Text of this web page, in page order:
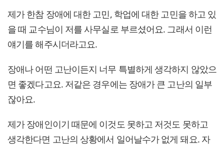
제가 한참 장애에 대한 고민, 학업에 대한 고민을 하고 있
을 때 교수님이 저를 사무실로 부르셨어요. 그래서 이런
얘기를 해주시더라고요.
장애나 어떤 고난이든지 너무 특별하게 생각하지 않았으
면 좋겠다고요. 저같은 경우에는 장애가 큰 고난의 일부
잖아요.
제가 장애인이기 때문에 이것도 못하고 저것도 못하고
생각한다면 고난의 상황에서 일어날수가 없게 돼요. 자